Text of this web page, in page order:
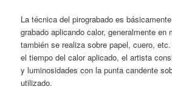
La técnica del pirograbado es
grabado aplicando calor, generalmente en
también se realiza sobre papel, cuero,
el tiempo del calor aplicado, el artista
y luminosidades con la punta candente
utilizado.